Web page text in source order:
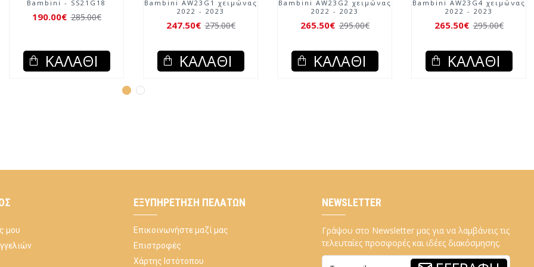
Bambini AW23G2 χειμώνας
ΚΑΛΆΘΙ
Bambini AW23G4 χειμώνας
2022 - 2023
265.50€ 295.00€
ΚΑΛΆΘΙ
Οικολογική Stova Bambini
AW23G5 χειμώνας 2022 -
ΚΑΛΆΘΙ
Stova Bambini
χειμώνας 2022 -
157.50€ 175.00€
ΚΑΛΆΘΙ
μου
ΕΞΥΠΗΡΈΤΗΣΗ ΠΕΛΑΤΏΝ
Επικοινωνήστε μαζί μας
Επιστροφές
Χάρτης Ιστότοπου
NEWSLETTER
Γράψου στο Newsletter μας για να λαμβάνεις τις
τελευταίες προσφορές και ιδέες διακόσμησης.